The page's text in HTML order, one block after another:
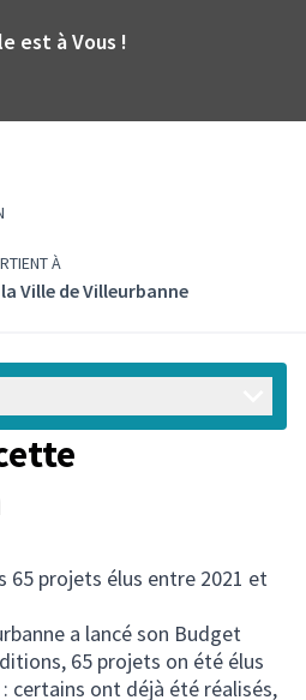
est à Vous !
À
Ville de Villeurbanne
65 projets élus entre 2021 et
a lancé son Budget
65 projets on été élus
: certains ont déjà été réalisés,